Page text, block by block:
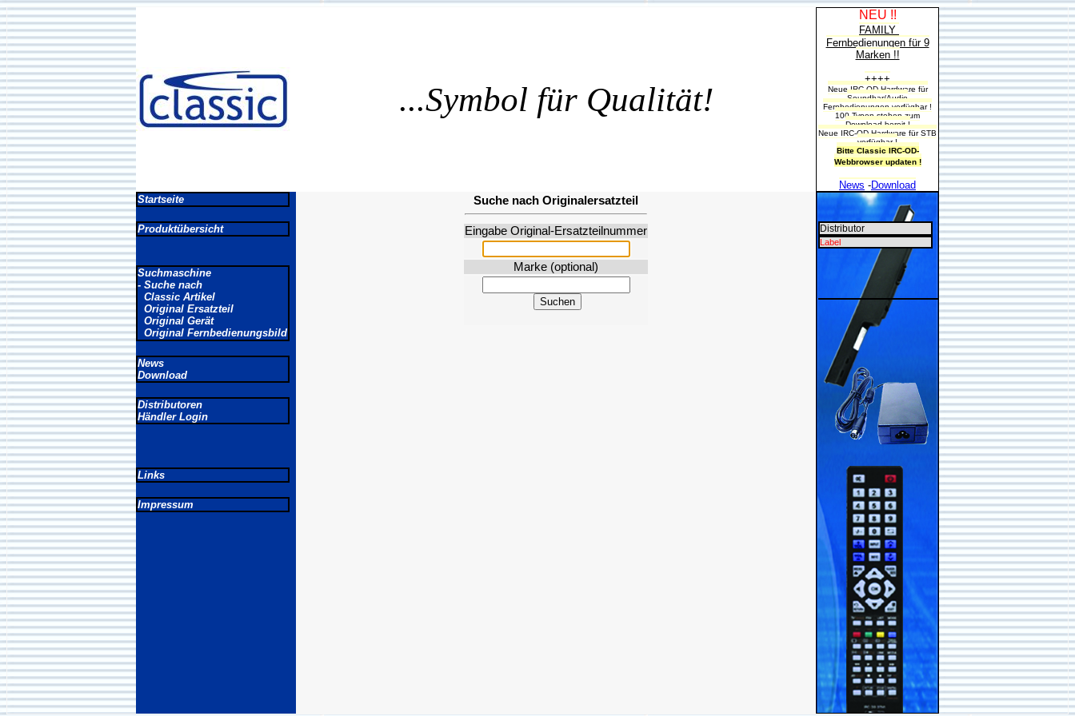
...Symbol für Qualität!
NEU !!
FAMILY
Fernbedienungen für 9
Marken !!
++++
Neue IRC-OD-Hardware für
Soundbar/Audio
Fernbedienungen verfügbar !
100 Typen stehen zum
Download bereit !
Neue IRC-OD-Hardware für STB
verfügbar !
Bitte Classic IRC-OD-
Webbrowser updaten !
News -Download
Startseite
Produktübersicht
Suchmaschine
- Suche nach
Classic Artikel
Original Ersatzteil
Original Gerät
Original Fernbedienungsbild
News
Download
Distributoren
Händler Login
Links
Impressum
Suche nach Originalersatzteil
Eingabe Original-Ersatzteilnummer
Marke (optional)
Distributor
Label